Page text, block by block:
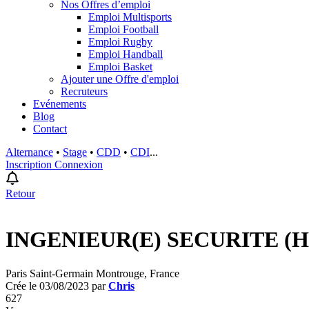
Nos Offres d’emploi
Emploi Multisports
Emploi Football
Emploi Rugby
Emploi Handball
Emploi Basket
Ajouter une Offre d'emploi
Recruteurs
Evénements
Blog
Contact
Alternance • Stage • CDD • CDI...
Inscription Connexion
Retour
INGENIEUR(E) SECURITE
Paris Saint-Germain Montrouge, France
Crée le 03/08/2023 parChris
627